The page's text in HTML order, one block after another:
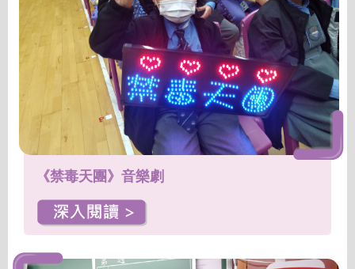
《禁毒天團》音樂劇